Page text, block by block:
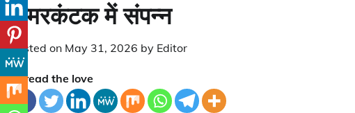
अमरकंटक में संपन्न
Posted on May 31, 2026 by Editor
Spread the love